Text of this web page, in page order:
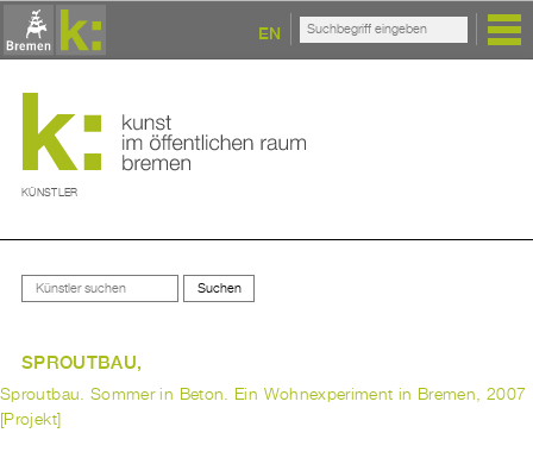
EN
KÜNSTLER
SPROUTBAU,
Sproutbau. Sommer in Beton. Ein Wohnexperiment in Bremen, 2007
[Projekt]